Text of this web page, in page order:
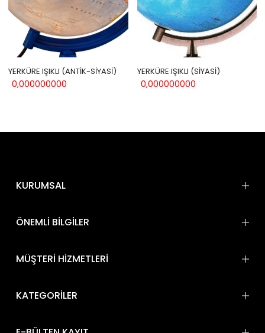
YERKÜRE IŞIKLI (ANTİK-SİYASİ)
0,000000000
YERKÜRE IŞIKLI (SİYASİ)
0,000000000
KURUMSAL
ÖNEMLİ BİLGİLER
MÜŞTERİ HİZMETLERİ
KATEGORİLER